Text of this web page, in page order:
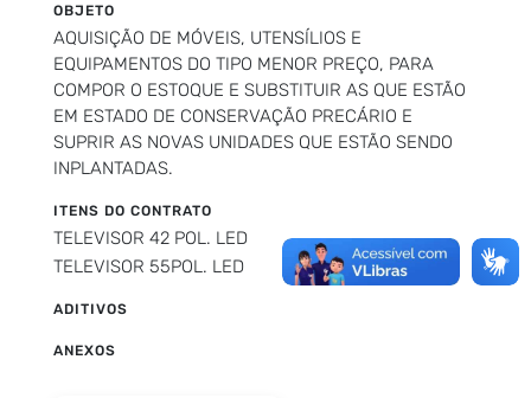
OBJETO
AQUISIÇÃO DE MÓVEIS, UTENSÍLIOS E
EQUIPAMENTOS DO TIPO MENOR PREÇO, PARA
COMPOR O ESTOQUE E SUBSTITUIR AS QUE ESTÃO
EM ESTADO DE CONSERVAÇÃO PRECÁRIO E
SUPRIR AS NOVAS UNIDADES QUE ESTÃO SENDO
INPLANTADAS.
ITENS DO CONTRATO
TELEVISOR 42 POL. LED
TELEVISOR 55POL. LED
ADITIVOS
ANEXOS